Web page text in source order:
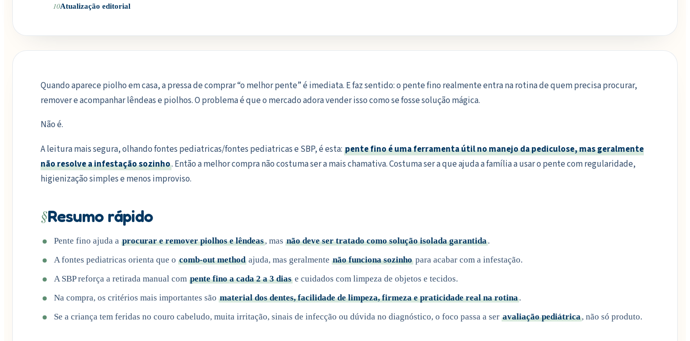
10Atualização editorial
Quando aparece piolho em casa, a pressa de comprar “o melhor pente” é imediata. E faz sentido: o pente fino realmente entra na rotina de quem precisa procurar,
remover e acompanhar lêndeas e piolhos. O problema é que o mercado adora vender isso como se fosse solução mágica.
Não é.
A leitura mais segura, olhando fontes pediatricas/fontes pediatricas e SBP, é esta: pente fino é uma ferramenta útil no manejo da pediculose, mas geralmente
não resolve a infestação sozinho. Então a melhor compra não costuma ser a mais chamativa. Costuma ser a que ajuda a família a usar o pente com regularidade,
higienização simples e menos improviso.
§Resumo rápido
Pente fino ajuda a procurar e remover piolhos e lêndeas, mas não deve ser tratado como solução isolada garantida.
A fontes pediatricas orienta que o comb-out methodajuda, mas geralmente não funciona sozinhopara acabar com a infestação.
A SBP reforça a retirada manual com pente fino a cada 2 a 3 diase cuidados com limpeza de objetos e tecidos.
Na compra, os critérios mais importantes são material dos dentes, facilidade de limpeza, firmeza e praticidade real na rotina.
Se a criança tem feridas no couro cabeludo, muita irritação, sinais de infecção ou dúvida no diagnóstico, o foco passa a ser avaliação pediátrica, não só produto.